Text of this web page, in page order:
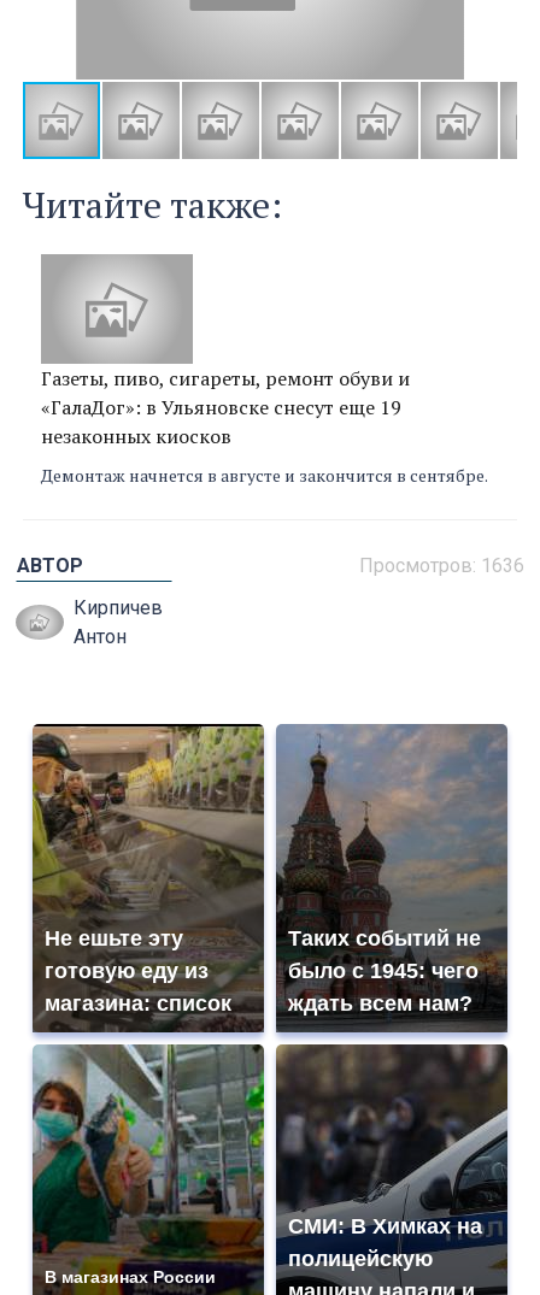
Читайте также:
Газеты, пиво, сигареты, ремонт обуви и
«ГалаДог»: в Ульяновске снесут еще 19
незаконных киосков
Демонтаж начнется в августе и закончится в сентябре.
Просмотров: 1636
АВТОР
Кирпичев
Антон
Не ешьте эту
готовую еду из
магазина: список
Таких событий не
было с 1945: чего
ждать всем нам?
В магазинах России
СМИ: В Химках на
полицейскую